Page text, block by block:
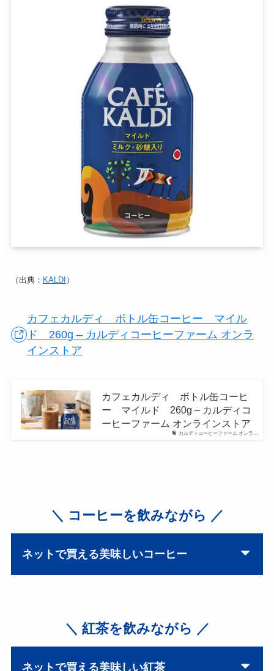
（出典： KALDI ）
カフェカルディ ボトル缶コーヒー マイル
ド 260g – カルディコーヒーファーム オンラ
インストア
カルディコーヒーファーム オンラ…
カフェカルディ ボトル缶コーヒ
ー マイルド 260g – カルディコ
ーヒーファーム オンラインストア
＼ コーヒーを飲みながら ／
ネットで買える美味しいコーヒー
＼ 紅茶を飲みながら ／
ネットで買える美味しい紅茶